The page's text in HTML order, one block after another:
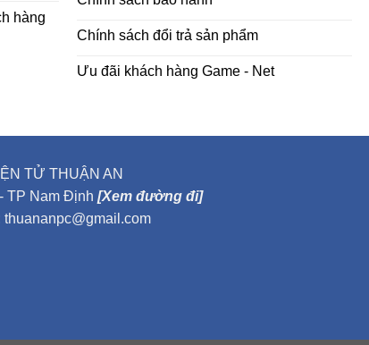
hàng
Chính sách đổi trả sản phẩm
Ưu đãi khách hàng Game - Net
TỬ THUẬN AN
TP Nam Định [Xem đường đi]